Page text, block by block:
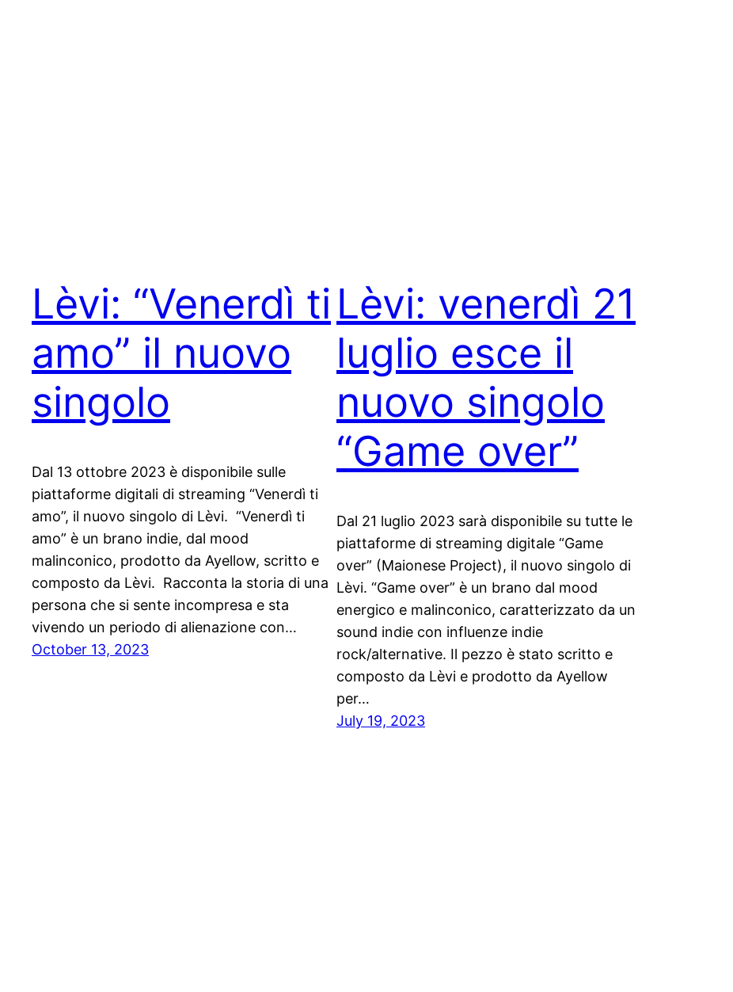
Lèvi: “Venerdì ti
amo” il nuovo
singolo
Dal 13 ottobre 2023 è disponibile sulle
piattaforme digitali di streaming “Venerdì ti
amo”, il nuovo singolo di Lèvi. “Venerdì ti
amo” è un brano indie, dal mood
malinconico, prodotto da Ayellow, scritto e
composto da Lèvi. Racconta la storia di una
persona che si sente incompresa e sta
vivendo un periodo di alienazione con…
October 13, 2023
Lèvi: venerdì 21
luglio esce il
nuovo singolo
“Game over”
Dal 21 luglio 2023 sarà disponibile su tutte le
piattaforme di streaming digitale “Game
over” (Maionese Project), il nuovo singolo di
Lèvi. “Game over” è un brano dal mood
energico e malinconico, caratterizzato da un
sound indie con influenze indie
rock/alternative. Il pezzo è stato scritto e
composto da Lèvi e prodotto da Ayellow
per…
July 19, 2023